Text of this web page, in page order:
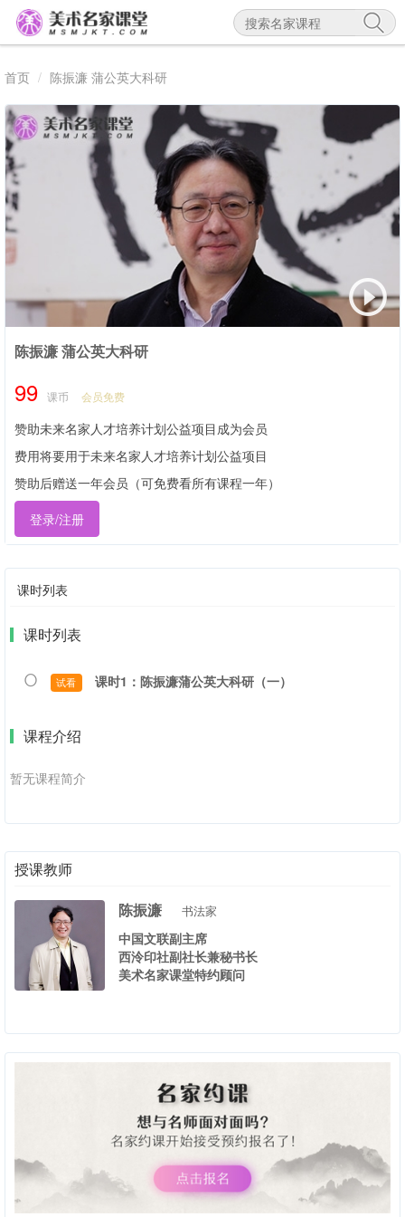
首页 陈振濂 蒲公英大科研
陈振濂 蒲公英大科研
99 课币 会员免费
赞助未来名家人才培养计划公益项目成为会员
费用将要用于未来名家人才培养计划公益项目
赞助后赠送一年会员（可免费看所有课程一年）
登录/注册
课时列表
课时列表
试看 课时1：陈振濂蒲公英大科研（一）
课程介绍
暂无课程简介
授课教师
陈振濂
书法家
中国文联副主席
西泠印社副社长兼秘书长
美术名家课堂特约顾问